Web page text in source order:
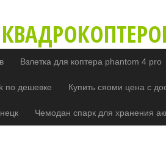
Взлетка для коптера phantom 4 pro
по дешевке Купить сяоми цена с
Чемодан спарк для хранения